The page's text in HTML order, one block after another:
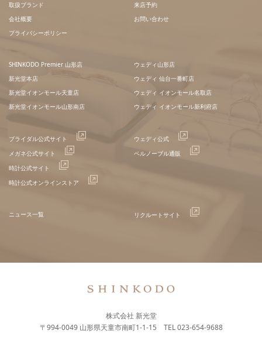
取扱ブランド
会社概要
プライバシーポリシー
来店予約
お問い合わせ
SHINKODO Premier 山形店
新光堂本店
新光堂イオンモール天童店
新光堂イオンモール山形南店
ウェディ山形店
ウェディ 仙台一番町店
ウェディ イオンモール名取店
ウェディ イオンモール新利府店
ブライダル公式サイト
メガネ公式サイト
時計公式サイト
時計公式オンラインストア
ウェディ公式
ベルノーブル通販
ニュース一覧 リクルートサイト
株式会社 新光堂
〒994-0049 山形県天童市南町1-1-15 TEL 023-654-9688